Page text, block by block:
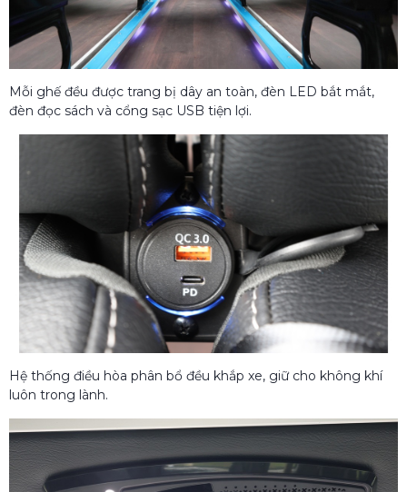
Mỗi ghế đều được trang bị dây an toàn, đèn LED bắt mắt,
đèn đọc sách và cổng sạc USB tiện lợi.
Hệ thống điều hòa phân bổ đều khắp xe, giữ cho không khí
luôn trong lành.